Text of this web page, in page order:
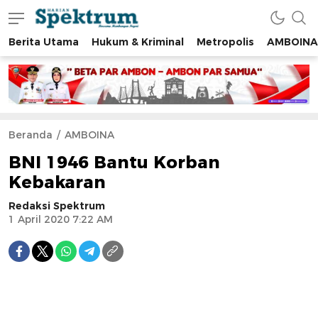
spektrumonline.com
Berita Utama Hukum & Kriminal Metropolis AMBOINA
Beranda AMBOINA
BNI 1946 Bantu Korban
Kebakaran
Redaksi Spektrum
1 April 2020 7:22 AM